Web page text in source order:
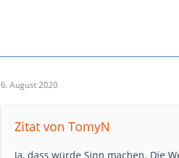
6. August 2020
Zitat von TomyN
Ja, dass würde Sinn machen. Die